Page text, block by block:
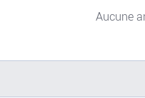
Aucune